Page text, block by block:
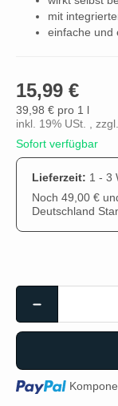
mit
einfache und
15,99 €
39,98 € pro 1 l
inkl. 19% USt. , zzgl.
Sofort verfügbar
Lieferzeit: 1 - 3
Noch 49,00 €
Deutschland
Loading...